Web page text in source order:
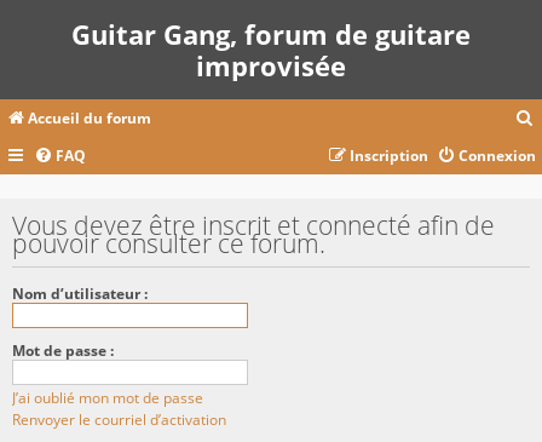
Guitar Gang, forum de guitare
improvisée
Accueil du forum
c
FAQ Connexion
Inscription
Vous devez être inscrit et connecté afin de
pouvoir consulter ce forum.
Nom d’utilisateur :
Mot de passe :
J’ai oublié mon mot de passe
Renvoyer le courriel d’activation